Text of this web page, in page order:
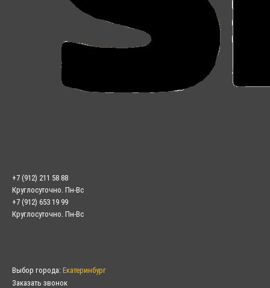
+7 (912) 211 58 88
Круглосуточно. Пн-Вс
+7 (912) 653 19 99
Круглосуточно. Пн-Вс
Выбор города: Екатеринбург
Заказать звонок